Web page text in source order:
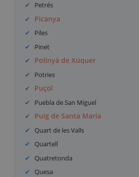
Petrés
Picanya
Piles
Pinet
Polinyà de Xúquer
Potries
Puçol
Puebla de San Miguel
Puig de Santa Maria
Quart de les Valls
Quartell
Quatretonda
Quesa